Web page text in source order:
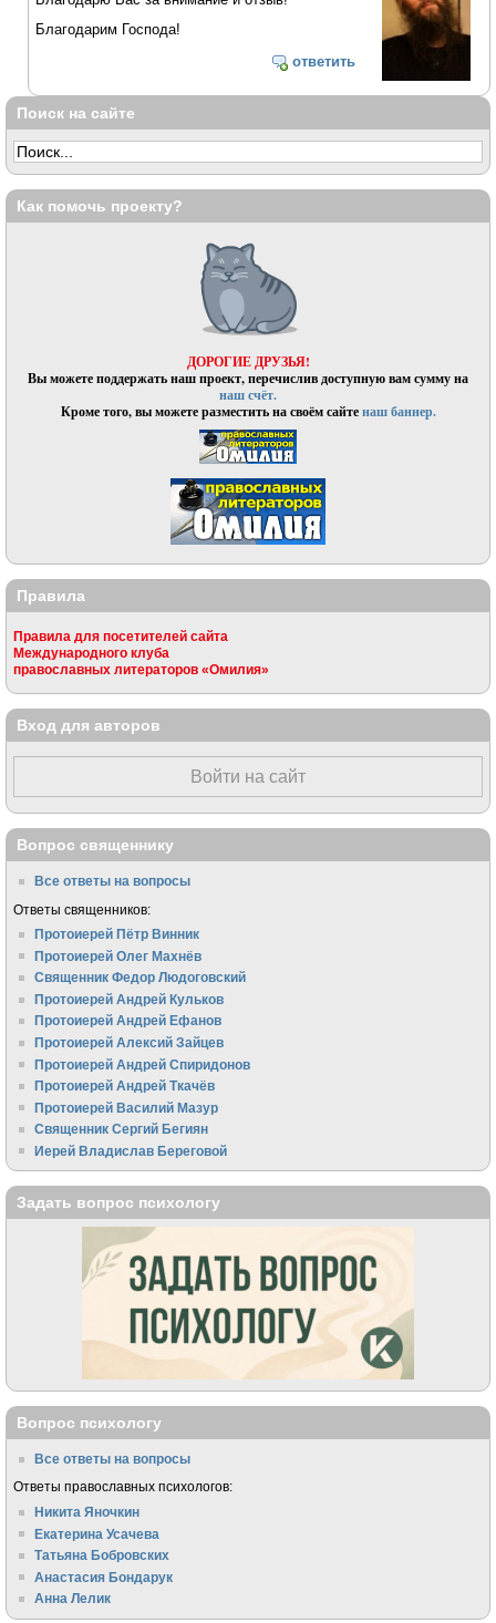
Благодарим Господа!
ответить
Поиск на сайте
Как помочь проекту?
ДОРОГИЕ ДРУЗЬЯ!
Вы можете поддержать наш проект, перечислив доступную вам сумму на
наш счёт.
Кроме того, вы можете разместить на своём сайтенаш баннер.
Правила
Правила для посетителей сайта
Международного клуба
православных литераторов «Омилия»
Вход для авторов
Войти на сайт
Вопрос священнику
Все ответы на вопросы
Ответы священников:
Протоиерей Пётр Винник
Протоиерей Олег Махнёв
Священник Федор Людоговский
Протоиерей Андрей Кульков
Протоиерей Андрей Ефанов
Протоиерей Алексий Зайцев
Протоиерей Андрей Спиридонов
Протоиерей Андрей Ткачёв
Протоиерей Василий Мазур
Священник Сергий Бегиян
Иерей Владислав Береговой
Задать вопрос психологу
Вопрос психологу
Все ответы на вопросы
Ответы православных психологов:
Никита Яночкин
Екатерина Усачева
Татьяна Бобровских
Анастасия Бондарук
Анна Лелик